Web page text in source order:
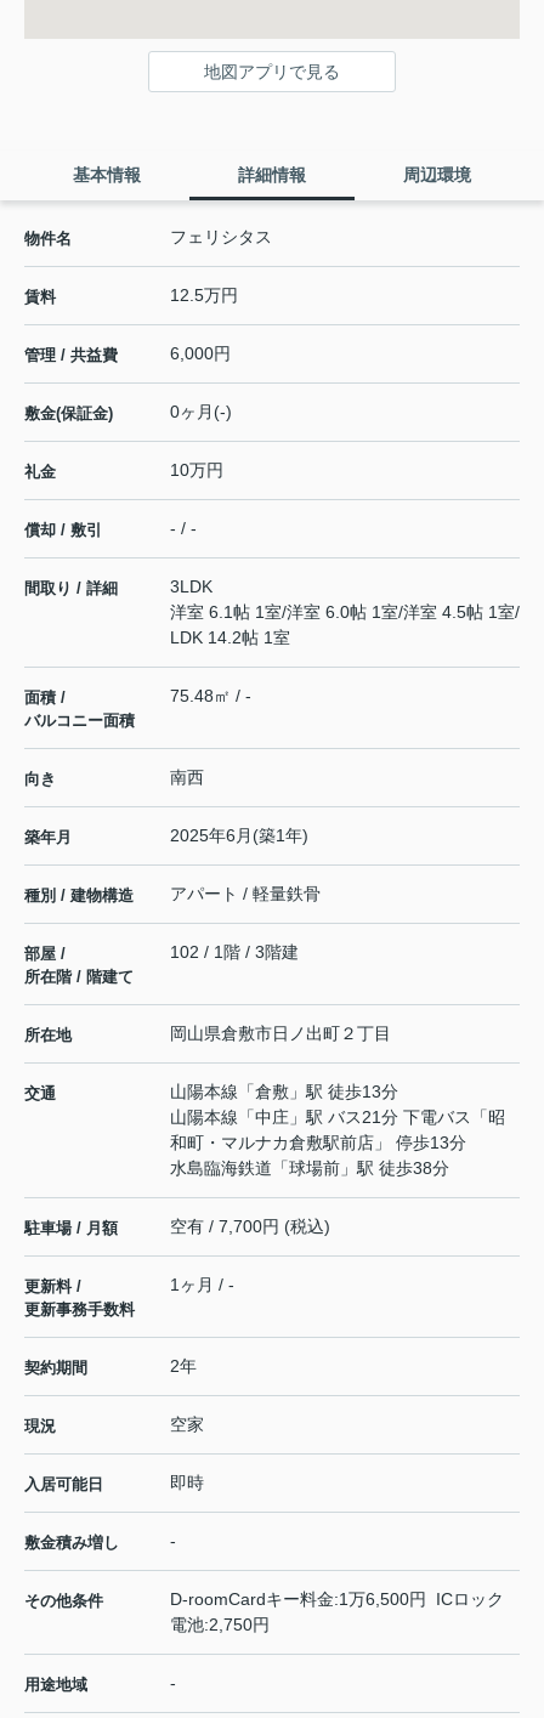
地図アプリで見る
基本情報 詳細情報 周辺環境
物件名 フェリシタス
賃料 12.5万円
管理 / 共益費 6,000円
敷金(保証金) 0ヶ月(-)
礼金 10万円
償却 / 敷引 - / -
間取り / 詳細
3LDK
洋室 6.1帖 1室/洋室 6.0帖 1室/洋室 4.5帖 1室/
LDK 14.2帖 1室
面積 /
バルコニー面積
75.48㎡ / -
向き 南西
築年月 2025年6月(築1年)
種別 / 建物構造 アパート / 軽量鉄骨
部屋 /
所在階 / 階建て
102 / 1階 / 3階建
所在地 岡山県倉敷市日ノ出町２丁目
交通 山陽本線 「倉敷 」駅 徒歩13分
山陽本線 「中庄 」駅 バス21分 下電バス「昭
和町・マルナカ倉敷駅前店」 停歩13分
水島臨海鉄道 「球場前 」駅 徒歩38分
駐車場 / 月額 空有 / 7,700円 (税込)
更新料 /
更新事務手数料
1ヶ月 / -
契約期間 2年
現況 空家
入居可能日 即時
敷金積み増し -
その他条件
D-roomCardキー料金:1万6,500円 ICロック
電池:2,750円
用途地域 -